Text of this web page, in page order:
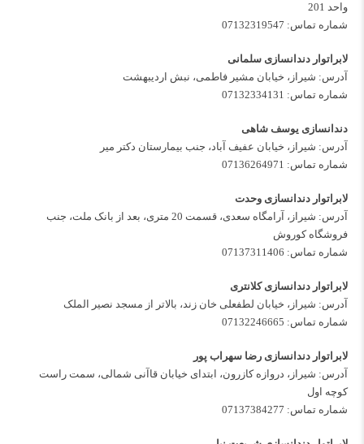
واحد 201
شماره تماس: 07132319547
لابراتوار دندانسازی سلمانی
آدرس: شیراز، خیابان مشیر فاطمی، نبش اردیبهشت
شماره تماس: 07132334131
دندانسازی یوسف شاهی
آدرس: شیراز، خیابان عفیف آباد، جنب بیمارستان دکتر میر
شماره تماس: 07136264971
لابراتوار دندانسازی وحدت
آدرس: شیراز، آرامگاه سعدی، قسمت 20 متری، بعد از بانک ملت، جنب
فروشگاه کوروش
شماره تماس: 07137311406
لابراتوار دندانسازی کلانتری
آدرس: شیراز، خیابان لطفعلی خان زند، بالاتر از مسجد نصیر الملک
شماره تماس: 07132246665
لابراتوار دندانسازی رضا سهراب پور
آدرس: شیراز، دروازه کازرون، ابتدای خیابان قاآنی شمالی، سمت راست
کوچه اول
شماره تماس: 07137384277